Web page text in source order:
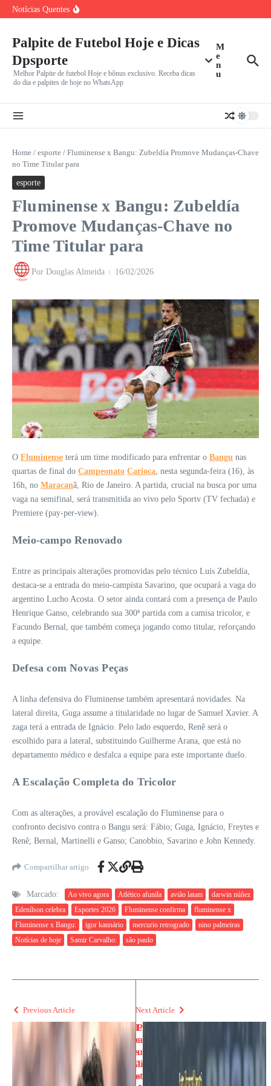
Ir para o conteúdo
Notícias Quentes
Verdão Recebe Colorado
Marcos Antônio do São Paulo Chora Após Derrota para o
Palpite de Futebol Hoje e Dicas
Dpsporte
Melhor Palpite de futebol Hoje e bônus exclusivo. Receba dicas
do dia e palpites de hoje no WhatsApp
M
e
n
u
Home / esporte / Fluminense x Bangu: Zubeldía Promove Mudanças-Chave
no Time Titular para
esporte
Fluminense x Bangu: Zubeldía
Promove Mudanças-Chave no
Time Titular para
Por Douglas Almeida 16/02/2026
O Fluminense terá um time modificado para enfrentar o Bangu nas
quartas de final do Campeonato Carioca, nesta segunda-feira (16), às
16h, no Maracanã, Rio de Janeiro. A partida, crucial na busca por uma
vaga na semifinal, será transmitida ao vivo pelo Sportv (TV fechada) e
Premiere (pay-per-view).
Meio-campo Renovado
Entre as principais alterações promovidas pelo técnico Luís Zubeldía,
destaca-se a entrada do meio-campista Savarino, que ocupará a vaga do
argentino Lucho Acosta. O setor ainda contará com a presença de Paulo
Henrique Ganso, celebrando sua 300ª partida com a camisa tricolor, e
Facundo Bernal, que também começa jogando como titular, reforçando
a equipe.
Defesa com Novas Peças
A linha defensiva do Fluminense também apresentará novidades. Na
lateral direita, Guga assume a titularidade no lugar de Samuel Xavier. A
zaga terá a entrada de Ignácio. Pelo lado esquerdo, Renê será o
escolhido para a lateral, substituindo Guilherme Arana, que está no
departamento médico e desfalca a equipe para este importante duelo.
A Escalação Completa do Tricolor
Com as alterações, a provável escalação do Fluminense para o
confronto decisivo contra o Bangu será: Fábio; Guga, Ignácio, Freytes e
Renê; Bernal, Martinelli e Ganso; Canobbio, Savarino e John Kennedy.
Compartilhar artigo
Marcado: Ao vivo agora Atlético afunila avião latam
darwin núñez
Edenílson celebra
Esportes 2026 Fluminense confirma
fluminense x
Fluminense x Bangu:
igor kannário mercurio retrogrado
nino palmeiras
Notícias de hoje
Samir Carvalho: são paulo
Previous Article
L
e
s
ã
o
Next Article
P
a
u
li
st